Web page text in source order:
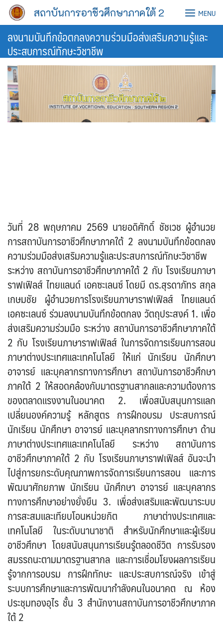
Skip
สถาบันการอาชีวศึกษาภาคใต้ 2 MENU
ลงนามบันทึกข้อตกลงความร่วมมือส่งเสริมความรู้และ
ประสบการณ์ทักษะวิชาชีพ
วันที่ 28 พฤษภาคม 2569 นายอดิศักดิ์ ชัชเวช ผู้อำนวย
การสถาบันการอาชีวศึกษาภาคใต้ 2 ลงนามบันทึกข้อตกลง
ความร่วมมือส่งเสริมความรู้และประสบการณ์ทักษะวิชาชีพ
ระหว่าง สถาบันการอาชีวศึกษาภาคใต้ 2 กับ โรงเรียนภาษา
ราฟเฟิลส์ ไทยแลนด์ เอคซะเลนซ์ โดยมี ดร.สุรดาภัทร สกุล
เกษมชัย ผู้อำนวยการโรงเรียนภาษาราฟเฟิลส์ ไทยแลนด์
เอคซะเลนซ์ ร่วมลงนามบันทึกข้อตกลง วัตถุประสงค์ 1. เพื่อ
ส่งเสริมความร่วมมือ ระหว่าง สถาบันการอาชีวศึกษาภาคใต้
2 กับ โรงเรียนภาษาราฟเฟิลส์ ในการจัดการเรียนการสอน
ภาษาต่างประเทศและเทคโนโลยี ให้แก่ นักเรียน นักศึกษา
อาจารย์ และบุคลากรทางการศึกษา สถาบันการอาชีวศึกษา
ภาคใต้ 2 ให้สอดคล้องกับมาตรฐานสากลและความต้องการ
ของตลาดแรงงานในอนาคต 2. เพื่อสนับสนุนการแลก
เปลี่ยนองค์ความรู้ หลักสูตร การฝึกอบรม ประสบการณ์
นักเรียน นักศึกษา อาจารย์ และบุคลากรทางการศึกษา ด้าน
ภาษาต่างประเทศและเทคโนโลยี ระหว่าง สถาบันการ
อาชีวศึกษาภาคใต้ 2 กับ โรงเรียนภาษาราฟเฟิลส์ อันจะนำ
ไปสู่การยกระดับคุณภาพการจัดการเรียนการสอน และการ
พัฒนาศักยภาพ นักเรียน นักศึกษา อาจารย์ และบุคลากร
ทางการศึกษาอย่างยั่งยืน 3. เพื่อส่งเสริมและพัฒนาระบบ
การสะสมและเทียบโอนหน่วยกิต ภาษาต่างประเทศและ
เทคโนโลยี ในระดับนานาชาติ สำหรับนักศึกษาและผู้เรียน
อาชีวศึกษา โดยสนับสนุนการเรียนรู้ตลอดชีวิต การรับรอง
สมรรถนะตามมาตรฐานสากล และการเชื่อมโยงผลการเรียน
รู้จากการอบรม การฝึกทักษะ และประสบการณ์จริง เข้าสู่
ระบบการศึกษาและการพัฒนากำลังคนในอนาคต ณ ห้อง
ประชุมทองอุไร ชั้น 3 สำนักงานสถาบันการอาชีวศึกษาภาค
ใต้ 2